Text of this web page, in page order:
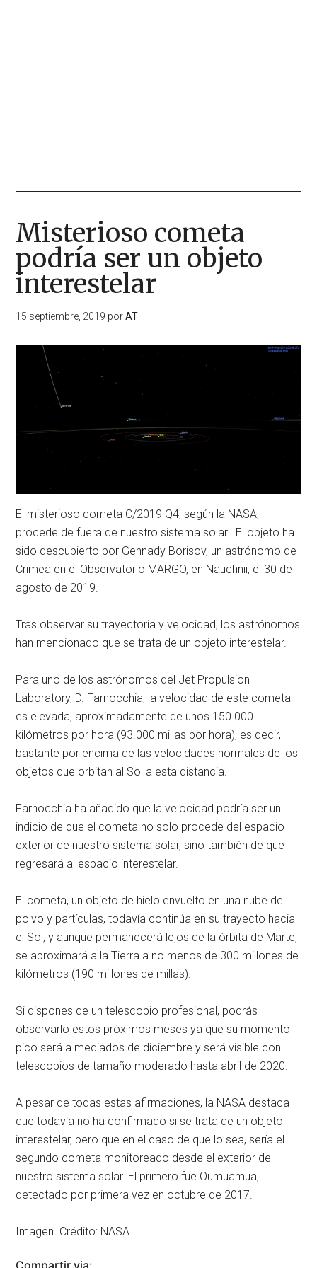
Misterioso cometa
podría ser un objeto
interestelar
15 septiembre, 2019 porAT
El misterioso cometa C/2019 Q4, según la NASA,
procede de fuera de nuestro sistema solar. El objeto ha
sido descubierto por Gennady Borisov, un astrónomo de
Crimea en el Observatorio MARGO, en Nauchnii, el 30 de
agosto de 2019.
Tras observar su trayectoria y velocidad, los astrónomos
han mencionado que se trata de un objeto interestelar.
Para uno de los astrónomos del Jet Propulsion
Laboratory, D. Farnocchia, la velocidad de este cometa
es elevada, aproximadamente de unos 150.000
kilómetros por hora (93.000 millas por hora), es decir,
bastante por encima de las velocidades normales de los
objetos que orbitan al Sol a esta distancia.
Farnocchia ha añadido que la velocidad podría ser un
indicio de que el cometa no solo procede del espacio
exterior de nuestro sistema solar, sino también de que
regresará al espacio interestelar.
El cometa, un objeto de hielo envuelto en una nube de
polvo y partículas, todavía continúa en su trayecto hacia
el Sol, y aunque permanecerá lejos de la órbita de Marte,
se aproximará a la Tierra a no menos de 300 millones de
kilómetros (190 millones de millas).
Si dispones de un telescopio profesional, podrás
observarlo estos próximos meses ya que su momento
pico será a mediados de diciembre y será visible con
telescopios de tamaño moderado hasta abril de 2020.
A pesar de todas estas afirmaciones, la NASA destaca
que todavía no ha confirmado si se trata de un objeto
interestelar, pero que en el caso de que lo sea, sería el
segundo cometa monitoreado desde el exterior de
nuestro sistema solar. El primero fue Oumuamua,
detectado por primera vez en octubre de 2017.
Imagen. Crédito: NASA